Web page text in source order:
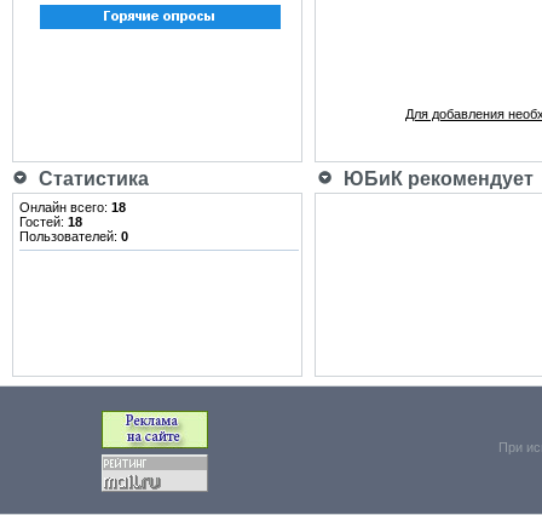
Для добавления
Статистика ЮБиК рекомендует
Онлайн всего: 18
Гостей: 18
Пользователей: 0
При